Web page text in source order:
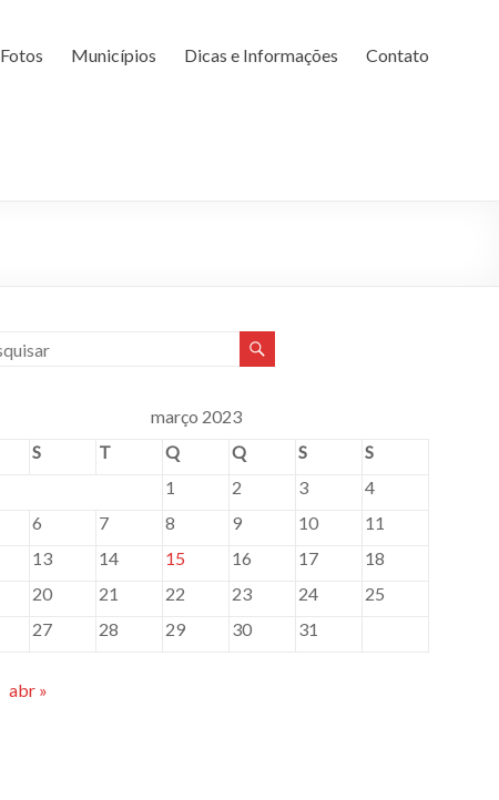
Fotos Municípios Dicas e Informações Contato
março 2023
S T Q Q S
S
1
2 3
4
6 7 8 9 10
11
13 14 15 16 17
18
20 21 22 23 24
25
27 28 29 30 31
abr »